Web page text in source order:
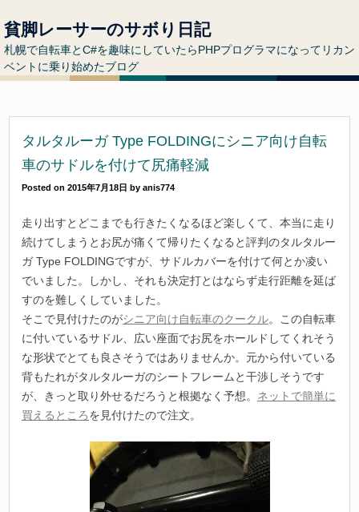
貧脚レーサーのサボり日記
札幌で自転車とC#を趣味にしていたらPHPプログラマになってリカン
ベントに乗り始めたブログ
タルタルーガ Type FOLDINGにシニア向け自転
車のサドルを付けて尻痛軽減
Posted on 2015年7月18日 by anis774
走り出すとどこまでも行きたくなるほど楽しくて、本当に走り
続けてしまうとお尻が痛くて帰りたくなると評判のタルタルー
ガ Type FOLDINGですが、サドルカバーを付けて何とか凌い
でいました。しかし、それも決定打とはならず走行距離を延ば
すのを難しくしていました。
そこで見付けたのがシニア向け自転車のクークル。この自転車
に付いているサドル、広い座面でお尻をホールドしてくれそう
な形状でとても良さそうではありませんか。元から付いている
背もたれがタルタルーガのシートフレームと干渉しそうです
が、きっと取り外せるだろうと根拠なく予想。 ネットで簡単に
買えるところを見付けたので注文。